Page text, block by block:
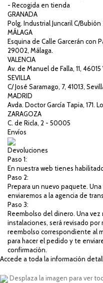
- Recogida en tienda
GRANADA
Polg. Industrial Juncaril C/Bubión
MÁLAGA
Esquina de Calle Garcerán con
29002, Málaga.
VALENCIA
Av. de Manuel de Falla, 11, 46015
SEVILLA
C/ José Saramago, 7, 41013,
MADRID
Avda. Doctor García Tapia, 171.
ZARAGOZA
C. de Ricla, 2 - 50005
Envíos
Devoluciones
Paso 1:
En nuestra web tienes
Paso 2:
Prepara un nuevo paquete.
enviaremos a la agencia de
Paso 3:
Reembolso del dinero. Una
instalaciones, será revisado
reembolso correspondiente al
para hacer el pedido y te
confirmación.
Accede a toda la información
Desplaza la imagen para ver